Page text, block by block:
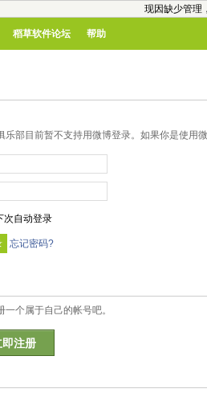
现因缺少管理
稻草软件论坛 帮助
乐部目前暂不支持用微博登录。如果你是使用
次自动登录
忘记密码?
个属于自己的帐号吧。
即注册